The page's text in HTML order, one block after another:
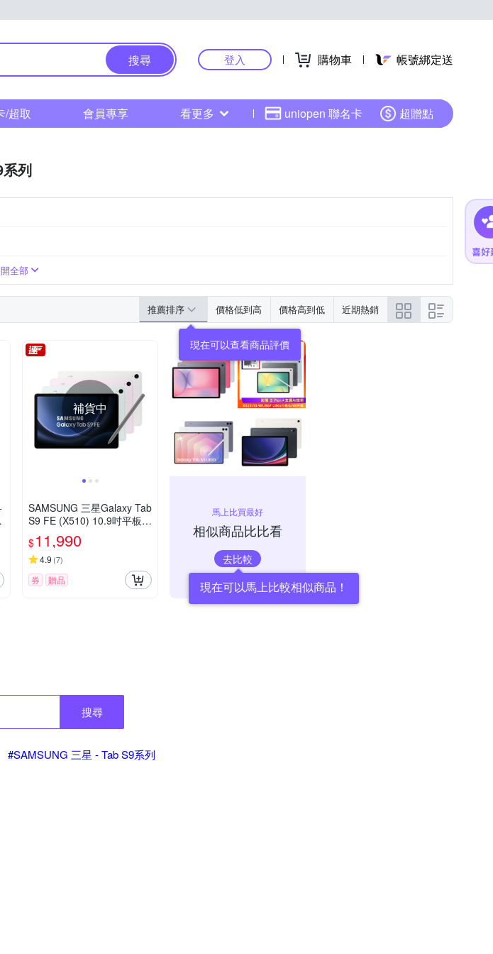
搜尋 登入 購物車 帳號綁定送
/超取 會員專享 看更多 uniopen 聯名卡 超贈點
列
全部
推薦排序 價格低到高 價格高到低 近期熱銷
現在可以查看商品評價
補貨中
SAMSUNG 三星Galaxy Tab
S9 FE (X510) 10.9吋平板電
腦-6G/128G
$11,990
4.9 (7)
券 贈品
馬上比買最好
相似商品比比看
去比較
現在可以馬上比較相似商品！
搜尋
#SAMSUNG 三星 - Tab S9系列